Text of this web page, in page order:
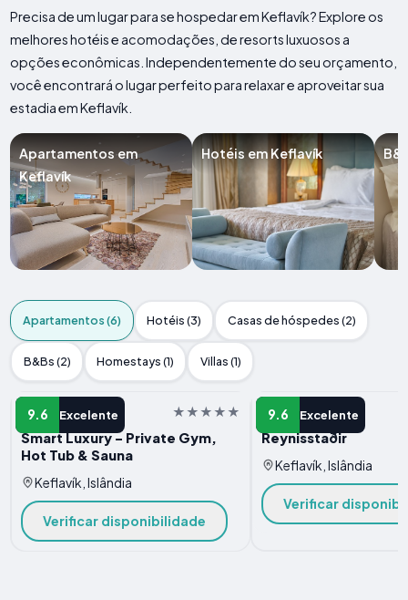
Precisa de um lugar para se hospedar em Keflavík? Explore os
melhores hotéis e acomodações, de resorts luxuosos a
opções econômicas. Independentemente do seu orçamento,
você encontrará o lugar perfeito para relaxar e aproveitar sua
estadia em Keflavík.
Apartamentos em
Keflavík
Hotéis em Keflavík
Apartamentos (6) Hotéis (3) Casas de hóspedes (2)
B&Bs (2) Homestays (1) Villas (1)
9.6 Excelente
APARTAMENTO
Smart Luxury - Private Gym,
Hot Tub & Sauna
Keflavík, Islândia
Verificar disponibilidade
9.6 Excelente
APARTAMENTO
Reynisstaðir
Keflavík, Islândia
Verificar